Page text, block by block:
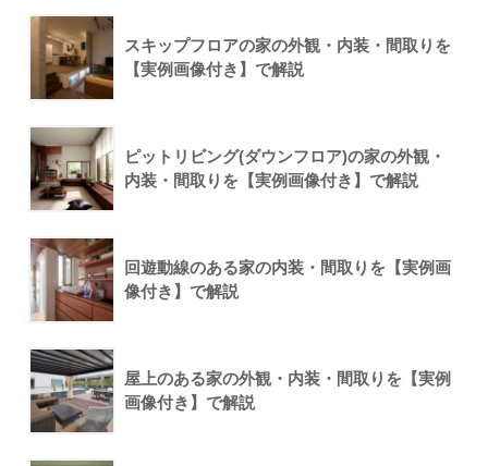
スキップフロアの家の外観・内装・間取りを
【実例画像付き】で解説
ピットリビング(ダウンフロア)の家の外観・
内装・間取りを【実例画像付き】で解説
回遊動線のある家の内装・間取りを【実例画
像付き】で解説
屋上のある家の外観・内装・間取りを【実例
画像付き】で解説